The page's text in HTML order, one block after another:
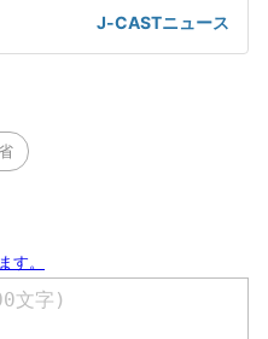
J-CASTニュース